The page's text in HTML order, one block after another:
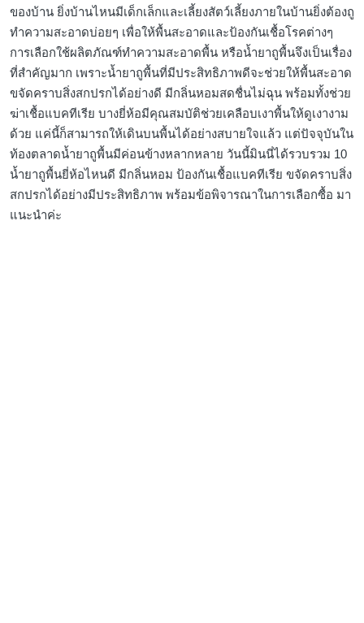
ของบ้าน ยิ่งบ้านไหนมีเด็กเล็กและเลี้ยงสัตว์เลี้ยงภายในบ้านยิ่งต้องถู
ทำความสะอาดบ่อยๆ เพื่อให้พื้นสะอาดและป้องกันเชื้อโรคต่างๆ
การเลือกใช้ผลิตภัณฑ์ทำความสะอาดพื้น หรือน้ำยาถูพื้นจึงเป็นเรื่อง
ที่สำคัญมาก เพราะน้ำยาถูพื้นที่มีประสิทธิภาพดีจะช่วยให้พื้นสะอาด
ขจัดคราบสิ่งสกปรกได้อย่างดี มีกลิ่นหอมสดชื่นไม่ฉุน พร้อมทั้งช่วย
ฆ่าเชื้อแบคทีเรีย บางยี่ห้อมีคุณสมบัติช่วยเคลือบเงาพื้นให้ดูเงางาม
ด้วย แค่นี้ก็สามารถให้เดินบนพื้นได้อย่างสบายใจแล้ว แต่ปัจจุบันใน
ท้องตลาดน้ำยาถูพื้นมีค่อนข้างหลากหลาย วันนี้มินนี่ได้รวบรวม 10
น้ำยาถูพื้นยี่ห้อไหนดี มีกลิ่นหอม ป้องกันเชื้อแบคทีเรีย ขจัดคราบสิ่ง
สกปรกได้อย่างมีประสิทธิภาพ พร้อมข้อพิจารณาในการเลือกซื้อ มา
แนะนำค่ะ